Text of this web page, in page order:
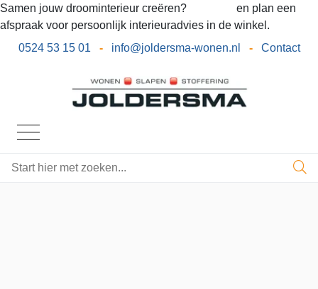
Samen jouw droominterieur creëren?
en plan een
afspraak voor persoonlijk interieuradvies in de winkel.
0524 53 15 01
- info@joldersma-wonen.nl - Contact